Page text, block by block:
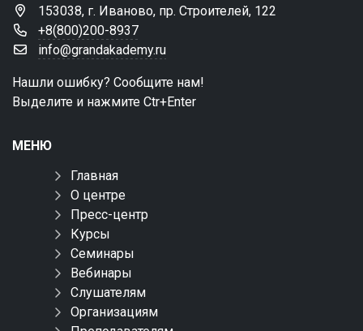
153038, г. Иваново, пр. Строителей, 122
+8(800)200-8937
info@grandakademy.ru
Нашли ошибку? Сообщите нам!
Выделите и нажмите Ctr+Enter
МЕНЮ
Главная
О центре
Пресс-центр
Курсы
Семинары
Вебинары
Слушателям
Организациям